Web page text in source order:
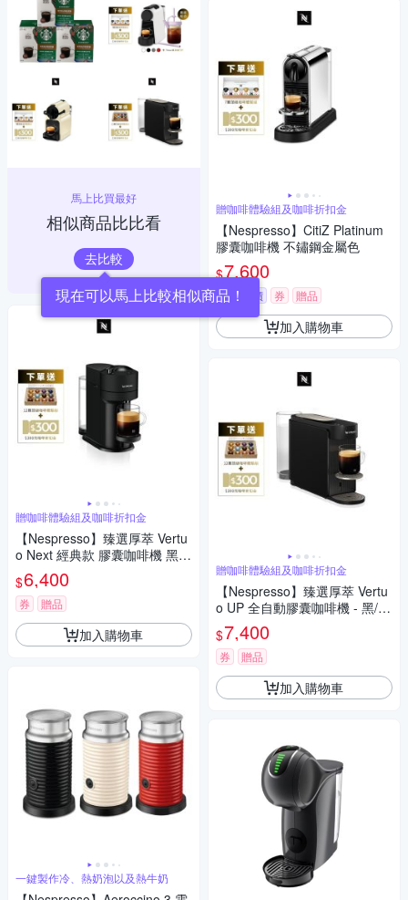
馬上比買最好
相似商品比比看
去比較
現在可以馬上比較相似商品！
贈咖啡體驗組及咖啡折扣金
【Nespresso】臻選厚萃 Vertu
o Next 經典款 膠囊咖啡機 黑/
紅/白/灰
$6,400
券 贈品
加入購物車
一鍵製作冷、熱奶泡以及熱牛奶
贈咖啡體驗組及咖啡折扣金
【Nespresso】CitiZ Platinum
膠囊咖啡機 不鏽鋼金屬色
$7,600
挑戰低價 券 贈品
加入購物車
贈咖啡體驗組及咖啡折扣金
【Nespresso】臻選厚萃 Vertu
o UP 全自動膠囊咖啡機 - 黑/
灰/白
$7,400
券 贈品
加入購物車